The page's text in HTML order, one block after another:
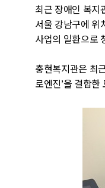
최근 장애인 복지
서울 강남구에 위
사업의 일환으로
충현복지관은 최
로엔진’을 결합한